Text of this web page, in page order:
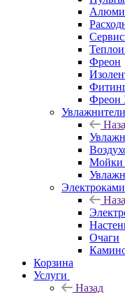
Фреон
Фреон
Мойки
Очаги
Корзина
Услуги
Назад